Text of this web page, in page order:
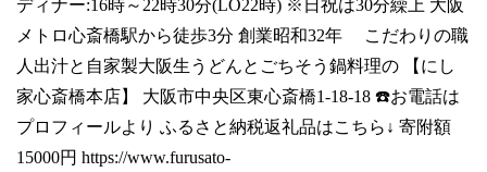
ディナー:16時～22時30分(LO22時) ※日祝は30分繰上 大阪
メトロ心斎橋駅から徒歩3分 創業昭和32年 こだわりの職
人出汁と自家製大阪生うどんとごちそう鍋料理の 【にし
家心斎橋本店】 大阪市中央区東心斎橋1-18-18 ☎️お電話は
プロフィールより ふるさと納税返礼品はこちら↓ 寄附額
15000円 https://www.furusato-